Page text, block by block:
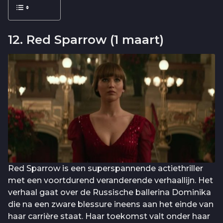
12. Red Sparrow (1 maart)
Red Sparrow is een superspannende actiethriller
met een voortdurend veranderende verhaallijn. Het
verhaal gaat over de Russische ballerina Dominika
die na een zware blessure ineens aan het einde van
haar carrière staat. Haar toekomst valt onder haar